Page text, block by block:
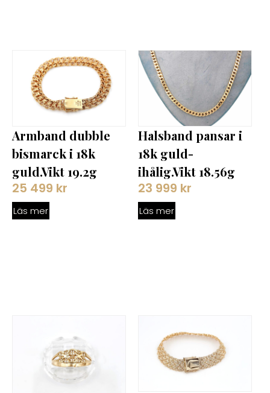
Armband dubble
bismarck i 18k
guld.Vikt 19.2g
25 499 kr
Läs mer
Halsband pansar i
18k guld-
ihålig.Vikt 18.56g
23 999 kr
Läs mer